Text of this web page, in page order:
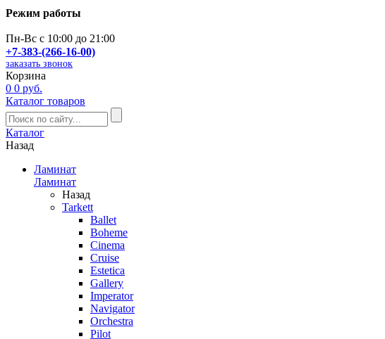
Режим работы
Пн-Вс с 10:00 до 21:00
+7-383-(266-16-00)
заказать звонок
Корзина
0 0 руб.
Каталог товаров
Каталог
Назад
Ламинат
Ламинат
Назад
Tarkett
Ballet
Boheme
Cinema
Cruise
Estetica
Gallery
Imperator
Navigator
Orchestra
Pilot